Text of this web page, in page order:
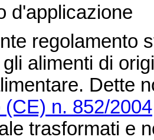
d'applicazione
regolamento
alimenti di
Dette
(CE) n. 852/2004
trasformati e